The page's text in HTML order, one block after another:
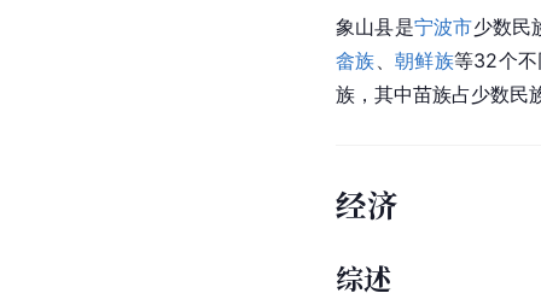
象山县是宁波市少数民
畲族、朝鲜族等32个
族，其中苗族占少数民
经济
综述